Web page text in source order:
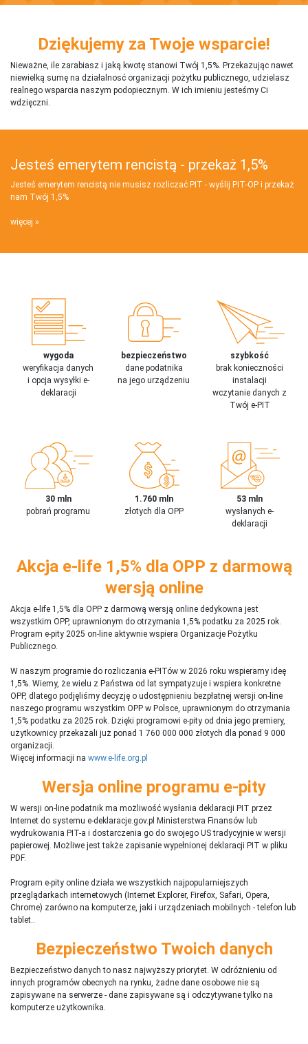
Dziękujemy za Twoje wsparcie!
Nieważne, ile zarabiasz i jaką kwotę stanowi Twój 1,5%. Przekazując nawet
niewielką sumę na działalnosć organizacji pożytku publicznego, udzielasz
realnego wsparcia naszym podopiecznym. W ich imieniu jesteśmy Ci
wdzięczni.
Jesteś emerytem rencistą - przekaż 1,5%
Jesteś emerytem rencistą nie musisz rozliczać PIT - wyślij PIT‑OP i przekaż
nam Twój 1,5%
więcej
wygoda
weryfikacja danych
i opcja wysyłki e-
deklaracji
bezpieczeństwo
dane podatnika
na jego urządzeniu
szybkość
brak konieczności
instalacji
wczytanie danych z
Twój e-PIT
30 mln
pobrań programu
1.760 mln
złotych dla OPP
53 mln
wysłanych e-
deklaracji
Akcja e-life 1,5% dla OPP z darmową
wersją online
Akcja e-life 1,5% dla OPP z darmową wersją online dedykowna jest
wszystkim OPP, uprawnionym do otrzymania 1,5% podatku za 2025 rok.
Program e-pity 2025 on-line aktywnie wspiera Organizacje Pożytku
Publicznego.
W naszym programie do rozliczania e-PITów w 2026 roku wspieramy ideę
1,5%. Wiemy, że wielu z Państwa od lat sympatyzuje i wspiera konkretne
OPP, dlatego podjęliśmy decyzję o udostępnieniu bezpłatnej wersji on-line
naszego programu wszystkim OPP w Polsce, uprawnionym do otrzymania
1,5% podatku za 2025 rok. Dzięki programowi e-pity od dnia jego premiery,
użytkownicy przekazali już ponad 1 760 000 000 złotych dla ponad 9 000
organizacji.
Więcej informacji na www.e-life.org.pl
Wersja online programu e-pity
W wersji on-line podatnik ma możliwość wysłania deklaracji PIT przez
Internet do systemu e-deklaracje.gov.pl Ministerstwa Finansów lub
wydrukowania PIT-a i dostarczenia go do swojego US tradycyjnie w wersji
papierowej. Możliwe jest także zapisanie wypełnionej deklaracji PIT w pliku
PDF.
Program e-pity online działa we wszystkich najpopularniejszych
przeglądarkach internetowych (Internet Explorer, Firefox, Safari, Opera,
Chrome) zarówno na komputerze, jaki i urządzeniach mobilnych - telefon lub
tablet..
Bezpieczeństwo Twoich danych
Bezpieczeństwo danych to nasz najwyższy priorytet. W odróżnieniu od
innych programów obecnych na rynku, żadne dane osobowe nie są
zapisywane na serwerze - dane zapisywane są i odczytywane tylko na
komputerze użytkownika.